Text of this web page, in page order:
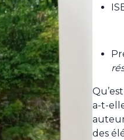
a-t-
des